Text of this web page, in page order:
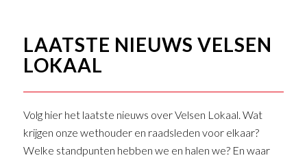
LAATSTE NIEUWS VELSEN
LOKAAL
Volg hier het laatste nieuws over Velsen Lokaal. Wat
krijgen onze wethouder en raadsleden voor elkaar?
Welke standpunten hebben we en halen we? En waar